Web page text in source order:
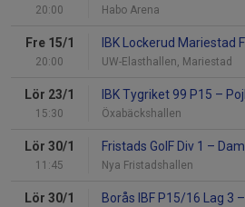
20:00 Habo Arena
Fre 15/1
20:00
IBK Lockerud Mariestad
UW-Elasthallen, Mariestad
Lör 23/1
15:30
IBK Tygriket 99 P15 –
Öxabäckshallen
Lör 30/1
11:45
Fristads GoIF Div 1 – Dam
Nya Fristadshallen
Lör 30/1 Borås IBF P15/16 Lag 3 –